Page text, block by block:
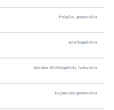
Pelplin, pomorskie
wielkopolskie
Gorzów Wielkopolski, lubuskie
kujawsko-pomorskie